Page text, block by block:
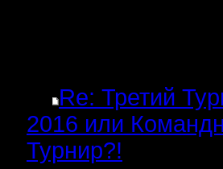
Re: Третий
2016 или
Турнир?!